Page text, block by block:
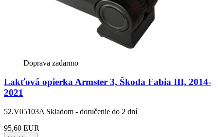
Doprava zadarmo
Lakťová opierka Armster 3, Škoda Fabia III, 2014-
2021
52.V05103A Skladom - doručenie do 2 dní
95,60 EUR